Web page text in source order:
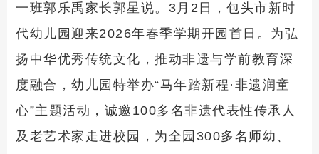
一班郭乐禹家长郭星说。3月2日，包头市新时
代幼儿园迎来2026年春季学期开园首日。为弘
扬中华优秀传统文化，推动非遗与学前教育深
度融合，幼儿园特举办“马年踏新程·非遗润童
心”主题活动，诚邀100多名非遗代表性传承人
及老艺术家走进校园，为全园300多名师幼、